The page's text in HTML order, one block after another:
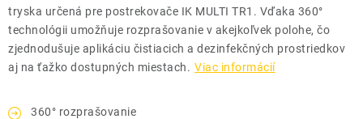
tryska určená pre postrekovače IK MULTI TR1. Vďaka 360°
technológii umožňuje rozprašovanie v akejkoľvek polohe, čo
zjednodušuje aplikáciu čistiacich a dezinfekčných prostriedkov
aj na ťažko dostupných miestach. Viac informácií
360° rozprašovanie